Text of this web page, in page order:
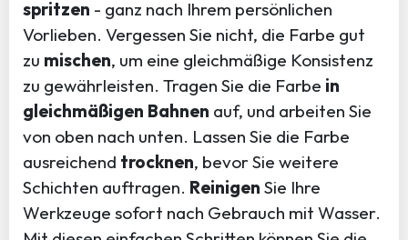
spritzen - ganz nach Ihrem persönlichen
Vorlieben. Vergessen Sie nicht, die Farbe gut
zu mischen, um eine gleichmäßige Konsistenz
zu gewährleisten. Tragen Sie die Farbe in
gleichmäßigen Bahnen auf, und arbeiten Sie
von oben nach unten. Lassen Sie die Farbe
ausreichend trocknen, bevor Sie weitere
Schichten auftragen. Reinigen Sie Ihre
Werkzeuge sofort nach Gebrauch mit Wasser.